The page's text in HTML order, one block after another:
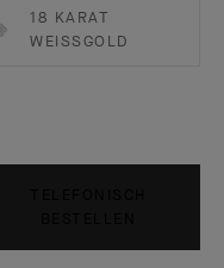
18 KARAT
WEISSGOLD